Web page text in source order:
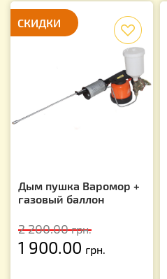
СКИДКИ
Дым пушка Варомор +
газовый баллон
2 200.00грн.
1 900.00 грн.